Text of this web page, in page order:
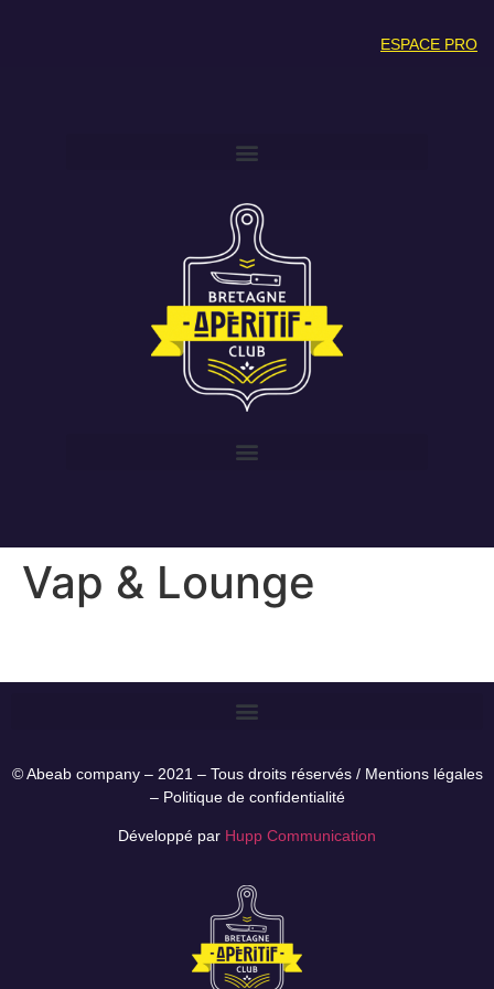
ESPACE PRO
Vap & Lounge
© Abeab company – 2021 – Tous droits réservés / Mentions légales
– Politique de confidentialité
Développé par Hupp Communication